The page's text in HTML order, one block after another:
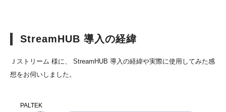
StreamHUB 導入の経緯
Ｊストリーム 様に、 StreamHUB 導入の経緯や実際に使用してみた感
想をお伺いしました。
PALTEK